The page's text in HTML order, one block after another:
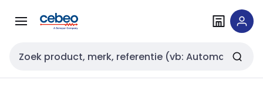
naar
naar
Zoekveld invoer